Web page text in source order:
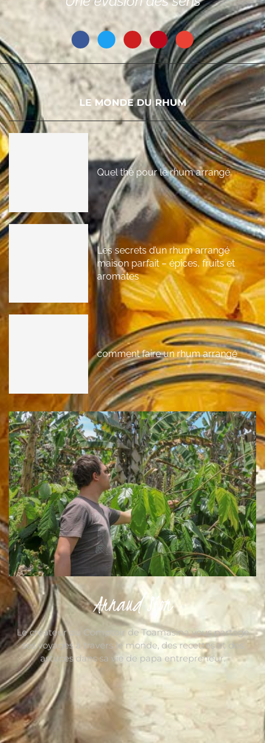
LE MONDE DU RHUM
Quel thé pour le rhum arrangé
Les secrets d’un rhum arrangé
maison parfait – épices, fruits et
aromates
comment faire un rhum arrangé
Arnaud Sion
Le créateur du Comptoir de Toamasina vous partage
ses voyages à travers le monde, des recettes et des
astuces dans sa vie de papa entrepreneur.